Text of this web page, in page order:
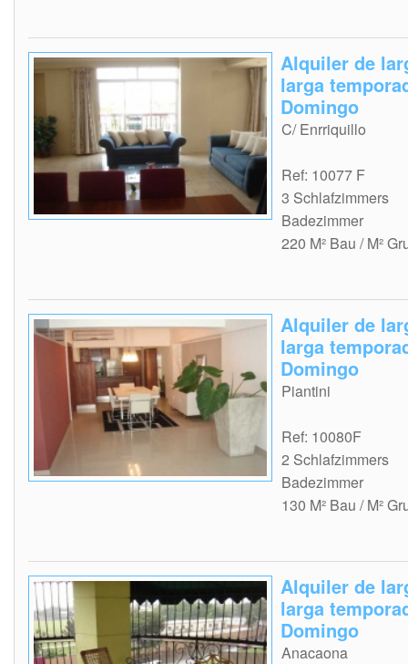
Alquiler de
larga
Domingo
C/ Enrriquillo
Ref: 10077 F
3 Schlafzimmers
Badezimmer
220 M² Bau / M²
Alquiler de
larga
Domingo
Piantini
Ref: 10080F
2 Schlafzimmers
Badezimmer
130 M² Bau / M²
Alquiler de
larga
Domingo
Anacaona